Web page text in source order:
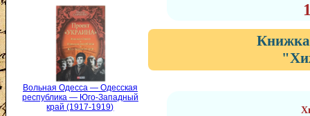
Вольная Одесса — Одесская
республика — Юго-Западный
край (1917-1919)
Книжка